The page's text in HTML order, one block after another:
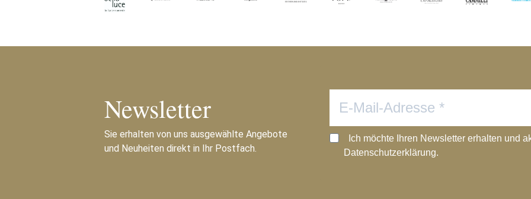
Newsletter
Sie erhalten von uns ausgewählte Angebote
und Neuheiten direkt in Ihr Postfach.
Ich möchte Ihren Newsletter erhalten und
Datenschutzerklärung.